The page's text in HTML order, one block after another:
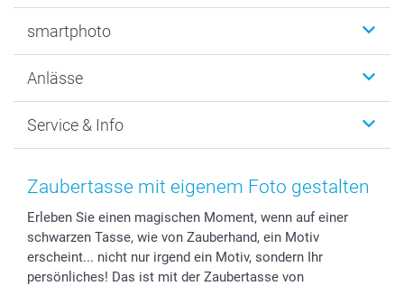
Fotogeschenke
MyNameBook
Fotoabzüge, Fotos als Buch & Poster
Zubehör & Material
Sticker & Etiketten
Geschenk-Gutscheine (PDF)
smartphoto
Warum smartphoto
Datenschutz
AGB
Presse
Partnerprogramme
Investor Relations
Anlässe
Neujahr
Muttertag
Kommunion & Konfirmation
Hochzeit
Geburtstag
Service & Info
Preise und Versandkosten
48h Lieferung
Zahlungsmöglichkeiten
Anmelden /Registrieren
Zaubertasse mit eigenem Foto gestalten
Erleben Sie einen magischen Moment, wenn auf einer
schwarzen Tasse, wie von Zauberhand, ein Motiv
erscheint... nicht nur irgend ein Motiv, sondern Ihr
persönliches! Das ist mit der Zaubertasse von